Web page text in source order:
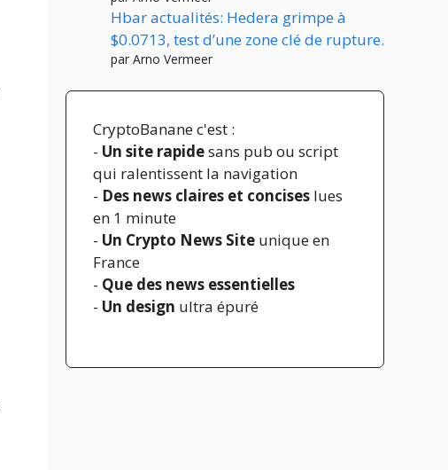
Hbar actualités: Hedera grimpe à
$0.0713, test d’une zone clé de rupture.
par Arno Vermeer
CryptoBanane c'est :
- Un site rapidesans pub ou script
qui ralentissent la navigation
- Des news claires et concises lues
en 1 minute
- Un Crypto News Site unique en
France
- Que des news essentielles
- Un design ultra épuré